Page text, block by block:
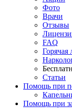
Фото
Врачи
Отзывы
FAQ
Горячая
Статьи
Помощь при
Помощь при